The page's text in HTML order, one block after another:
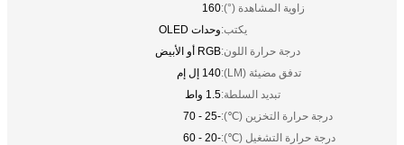
زاوية المشاهدة (°):160
يكتب:وحدات OLED
درجة حرارة اللون:RGB أو الأبيض
تدفق مضيئة (LM):
140 إل إم
تبديد السلطة:1.5 واط
درجة حرارة التخزين (℃):-25 - 70
درجة حرارة التشغيل (℃):-20 - 60